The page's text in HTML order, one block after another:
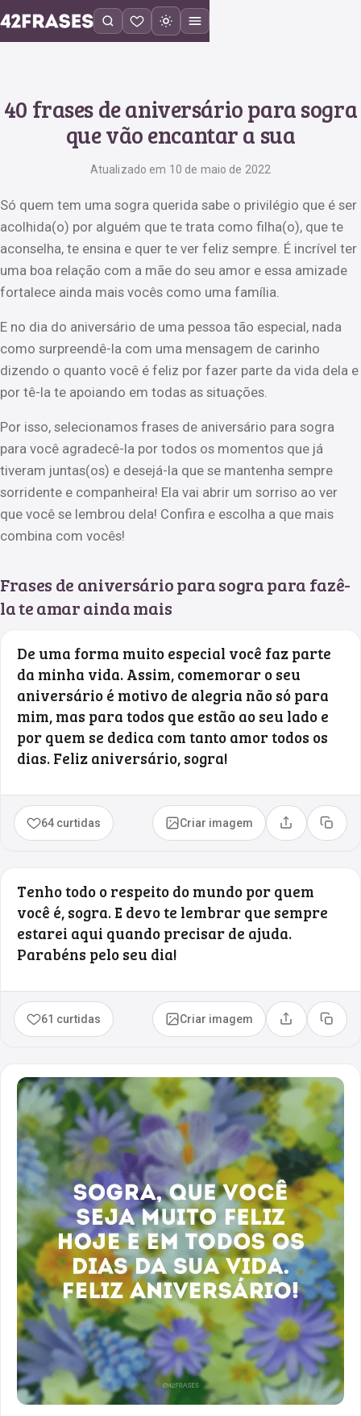
40 frases de aniversário para sogra
que vão encantar a sua
Atualizado em 10 de maio de 2022
Só quem tem uma sogra querida sabe o privilégio que é ser
acolhida(o) por alguém que te trata como filha(o), que te
aconselha, te ensina e quer te ver feliz sempre. É incrível ter
uma boa relação com a mãe do seu amor e essa amizade
fortalece ainda mais vocês como uma família.
E no dia do aniversário de uma pessoa tão especial, nada
como surpreendê-la com uma mensagem de carinho
dizendo o quanto você é feliz por fazer parte da vida dela e
por tê-la te apoiando em todas as situações.
Por isso, selecionamos frases de aniversário para sogra
para você agradecê-la por todos os momentos que já
tiveram juntas(os) e desejá-la que se mantenha sempre
sorridente e companheira! Ela vai abrir um sorriso ao ver
que você se lembrou dela! Confira e escolha a que mais
combina com vocês!
Frases de aniversário para sogra para fazê-
la te amar ainda mais
De uma forma muito especial você faz parte
da minha vida. Assim, comemorar o seu
aniversário é motivo de alegria não só para
mim, mas para todos que estão ao seu lado e
por quem se dedica com tanto amor todos os
dias. Feliz aniversário, sogra!
64 curtidas Criar imagem Compartilhar
Copiar
Tenho todo o respeito do mundo por quem
você é, sogra. E devo te lembrar que sempre
estarei aqui quando precisar de ajuda.
Parabéns pelo seu dia!
61 curtidas Criar imagem Compartilhar
Copiar